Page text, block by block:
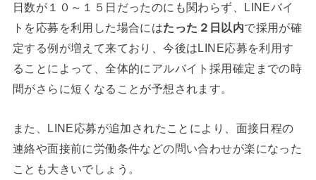
日数が１０～１５日だったのにも関わらず、LINEバイ
トを応募を利用した場合にはたった２日以内で採用が確
定する例が増えて来ており、今後はLINE応募を利用す
ることによって、全体的にアルバイト採用確定までの時
間がさらに短くなることが予想されます。
また、LINE応募が追加されたことにより、面接日程の
連絡や面接前に労働条件などの問い合わせが楽になった
ことも大きいでしょう。